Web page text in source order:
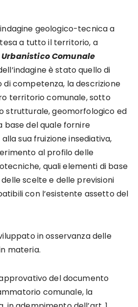
geologico-tecnica a
a tutto il territorio, a
Urbanistico Comunale
è stato quello di
competenza, la descrizione
territorio comunale, sotto
strutturale, geomorfologico ed
base del quale fornire
sua fruizione insediativa,
al profilo delle
quali elementi di base
scelte e delle previsioni
con l’esistente assetto del
in osservanza delle
materia.
del documento
comunale, la